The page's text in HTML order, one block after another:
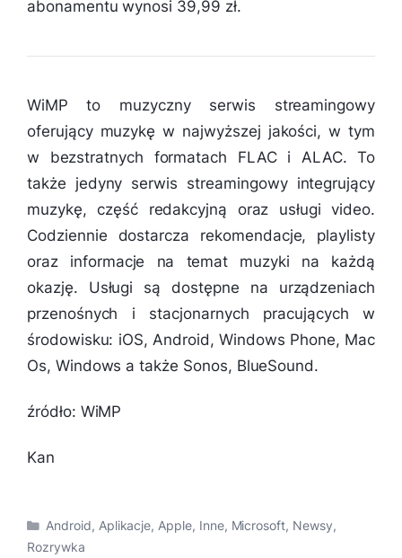
abonamentu wynosi 39,99 zł.
WiMP to muzyczny serwis streamingowy
oferujący muzykę w najwyższej jakości, w tym
w bezstratnych formatach FLAC i ALAC. To
także jedyny serwis streamingowy integrujący
muzykę, część redakcyjną oraz usługi video.
Codziennie dostarcza rekomendacje, playlisty
oraz informacje na temat muzyki na każdą
okazję. Usługi są dostępne na urządzeniach
przenośnych i stacjonarnych pracujących w
środowisku: iOS, Android, Windows Phone, Mac
Os, Windows a także Sonos, BlueSound.
źródło: WiMP
Kan
Kategorie
Android, Aplikacje, Apple, Inne, Microsoft, Newsy,
Rozrywka